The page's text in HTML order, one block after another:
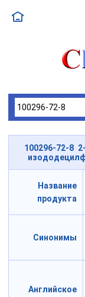
100296-72-8
Название
продукта
Синонимы
Английское